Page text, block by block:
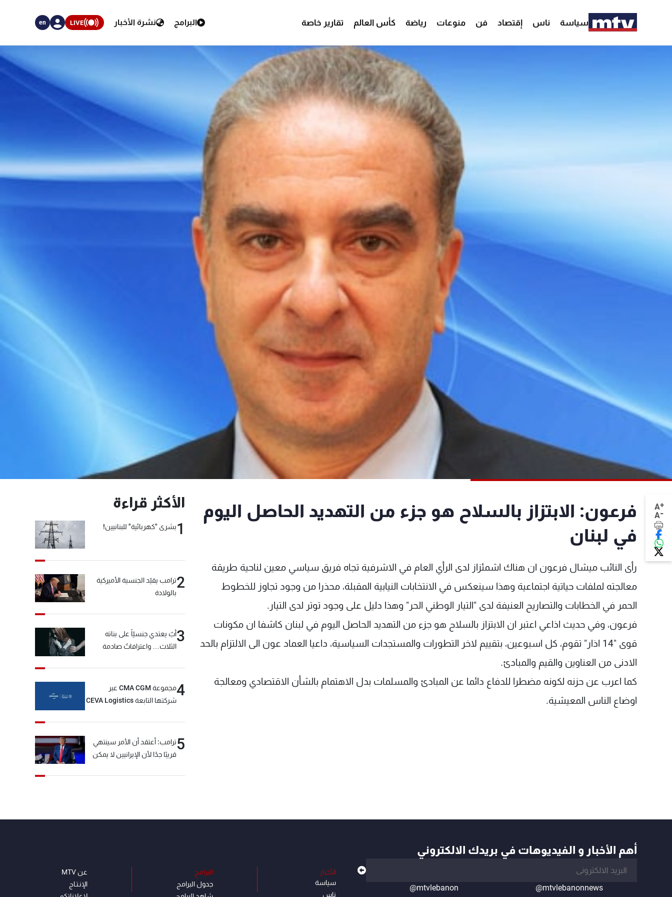
سياسة ناس إقتصاد فن منوعات رياضة كأس العالم تقارير خاصة البرامج نشرة الأخبار LIVE
en
A+
A-
فرعون: الابتزاز بالسلاح هو جزء من التهديد الحاصل اليوم
في لبنان
رأى النائب ميشال فرعون ان هناك اشمئزاز لدى الرأي العام في الاشرفية تجاه فريق سياسي معين لناحية طريقة
معالجته لملفات حياتية اجتماعية وهذا سينعكس في الانتخابات النيابية المقبلة، محذرا من وجود تجاوز للخطوط
الحمر في الخطابات والتصاريح العنيفة لدى "التيار الوطني الحر" وهذا دليل على وجود توتر لدى التيار.
فرعون، وفي حديث اذاعي اعتبر ان الابتزاز بالسلاح هو جزء من التهديد الحاصل اليوم في لبنان كاشفا ان مكونات
قوى "14 اذار" تقوم، كل اسبوعين، بتقييم لاخر التطورات والمستجدات السياسية، داعيا العماد عون الى الالتزام بالحد
الادنى من العناوين والقيم والمبادئ.
كما اعرب عن حزنه لكونه مضطرا للدفاع دائما عن المبادئ والمسلمات بدل الاهتمام بالشأن الاقتصادي ومعالجة
اوضاع الناس المعيشية.
الأكثر قراءة
1بشرى "كهربائية" للبنانيين!
2ترامب يقيّد الجنسية الأميركية
بالولادة
3أبٌ يعتدي جنسيّاً على بناته
الثلاث… واعترافاتٌ صادمة
4
مجموعة CMA CGM عبر
شركتها التابعة CEVA Logistics
5ترامب: أعتقد أن الأمر سينتهي
قريبًا جدًا لأن الإيرانيين لا يمكن
أهم الأخبار و الفيديوهات في بريدك الالكتروني
@mtvlebanonnews
@mtvlebanon
الأخبار
سياسة
ناس
البرامج
جدول البرامج
عن MTV
الإنـتـاج